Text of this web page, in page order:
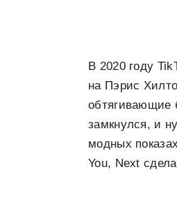
В 2020 году
на Пэрис
обтягивающие
замкнулся, и
модных
You, Next